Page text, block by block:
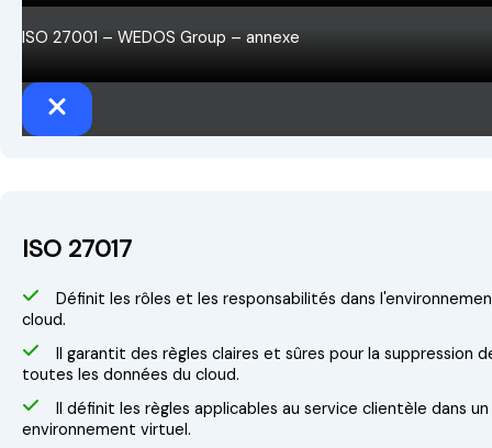
ISO 27001 – WEDOS Group – annexe
ISO 27017
Définit les rôles et les responsabilités dans
cloud.
Il garantit des règles claires et sûres pour la suppression
toutes les données du cloud.
Il définit les règles applicables au service clientèle dans un
environnement virtuel.